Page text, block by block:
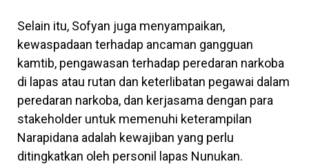
Selain itu, Sofyan juga menyampaikan,
kewaspadaan terhadap ancaman gangguan
kamtib, pengawasan terhadap peredaran narkoba
di lapas atau rutan dan keterlibatan pegawai dalam
peredaran narkoba, dan kerjasama dengan para
stakeholder untuk memenuhi keterampilan
Narapidana adalah kewajiban yang perlu
ditingkatkan oleh personil lapas Nunukan.